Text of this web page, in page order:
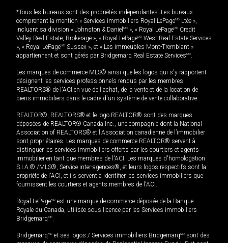
*Tous les bureaux sont des propriétés indépendantes. Les bureaux
comprenant la mention « Services immobiliers Royal LePageMD Ltée »,
incluant sa division « Johnston & Daniel MD », « Royal LePageMD Credit
Valley Real Estate, Brokerage », « Royal LePageMD West Real Estate Services
», « Royal LePageMD Sussex », et « Les immeubles Mont-Tremblant »
appartiennent et sont gérés par Bridgemarq Real Estate ServicesMD.
Les marques de commerce MLS® ainsi que les logos qui s'y rapportent
désignent les services professionnels rendus par les membres
REALTORS® de l'ACI en vue de l'achat, de la vente et de la location de
biens immobiliers dans le cadre d'un système de vente collaborative.
REALTOR®, REALTORS® et le logo REALTOR® sont des marques
déposées de REALTOR® Canada Inc., une compagnie dont la National
Association of REALTORS® et l'Association canadienne de l’immobilier
sont propriétaires. Les marques de commerce REALTOR® servent à
distinguer les services immobiliers offerts par les courtiers et agents
immobilier en tant que membres de l'ACI. Les marques d'homologation
S.I.A.® /MLS®, Service inter-agences®, et leurs logos respectifs sont la
propriété de l'ACI, et ils servent à identifier les services immobiliers que
fournissent les courtiers et agents membres de l'ACI.
Royal LePageMD est une marque de commerce déposée de la Banque
Royale du Canada, utilisée sous licence par les Services immobiliers
BridgemarqMD.
BridgemarqMD et ses logos / Services immobiliers BridgemarqMD sont des